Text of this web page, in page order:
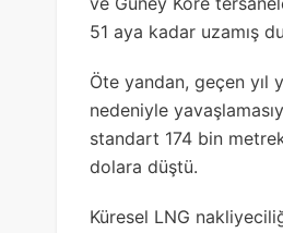
51 aya kadar uzamış
Öte yandan, geçen
nedeniyle
standart 174 bin
dolara düştü.
Küresel LNG